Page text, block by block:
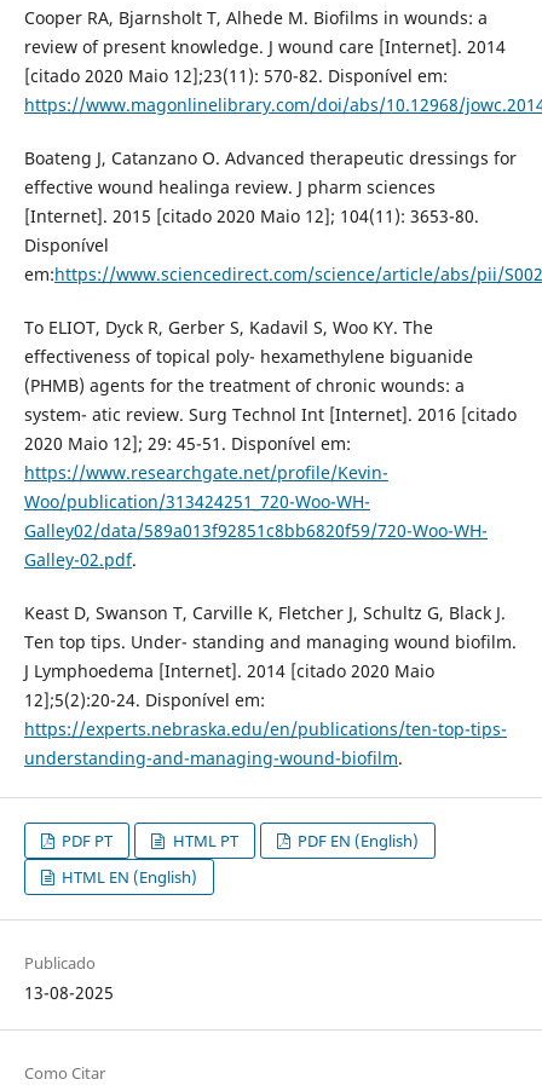
Cooper RA, Bjarnsholt T, Alhede M. Biofilms in wounds: a
review of present knowledge. J wound care [Internet]. 2014
[citado 2020 Maio 12];23(11): 570-82. Disponível em:
https://www.magonlinelibrary.com/doi/abs/10.12968/
Boateng J, Catanzano O. Advanced therapeutic dressings for
effective wound healinga review. J pharm sciences
[Internet]. 2015 [citado 2020 Maio 12]; 104(11): 3653-80.
Disponível
em:https://www.sciencedirect.com/science/article/abs/pii/
To ELIOT, Dyck R, Gerber S, Kadavil S, Woo KY. The
effectiveness of topical poly- hexamethylene biguanide
(PHMB) agents for the treatment of chronic wounds: a
system- atic review. Surg Technol Int [Internet]. 2016 [citado
2020 Maio 12]; 29: 45-51. Disponível em:
https://www.researchgate.net/profile/Kevin-
Woo/publication/313424251_720-Woo-WH-
Galley02/data/589a013f92851c8bb6820f59/720-Woo-WH-
Galley-02.pdf.
Keast D, Swanson T, Carville K, Fletcher J, Schultz G, Black J.
Ten top tips. Under- standing and managing wound biofilm.
J Lymphoedema [Internet]. 2014 [citado 2020 Maio
12];5(2):20-24. Disponível em:
https://experts.nebraska.edu/en/publications/ten-top-tips-
understanding-and-managing-wound-biofilm.
PDF PT HTML PT
PDF EN (English)
HTML EN (English)
Publicado
13-08-2025
Como Citar